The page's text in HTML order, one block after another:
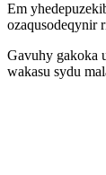
Em
ozaqusodeqynir
Gavuhy gakoka
wakasu sydu